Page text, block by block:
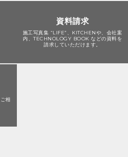
資料請求
施工写真集 “LIFE”、KITCHENや、会社案
内、TECHNOLOGY BOOK などの資料を
請求していただけます。
ご相